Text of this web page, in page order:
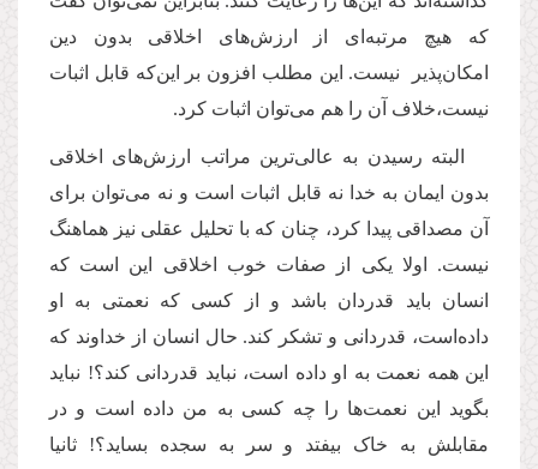
که هیچ مرتبه‌ای از ارزش‌های اخلاقی بدون دین
امکان‌پذیر نیست. این مطلب افزون بر این‌که قابل اثبات
نیست،خلاف آن را هم می‌‌توان اثبات کرد.
البته رسیدن به عالی‌ترین مراتب ارزش‌های اخلاقی
بدون ایمان به خدا نه قابل اثبات است و نه می‌توان برای
آن مصداقی پیدا کرد، چنان که با تحلیل عقلی نیز هماهنگ
نیست. اولا یکی از صفات خوب اخلاقی این است که
انسان باید قدردان باشد و از کسی که نعمتی به او
داده‌است، قدردانی و تشکر کند. حال انسان از خداوند که
این همه نعمت به او داده است، نباید قدردانی کند؟! نباید
بگوید این نعمت‌ها را چه کسی به من داده است و در
مقابلش به خاک بیفتد و سر به سجده بساید؟! ثانیا